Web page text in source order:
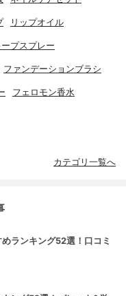
リップオイル
プスプレー
ファンデーションブラシ
フェロモン香水
カテゴリ一覧へ
ランキング52選！口コミ